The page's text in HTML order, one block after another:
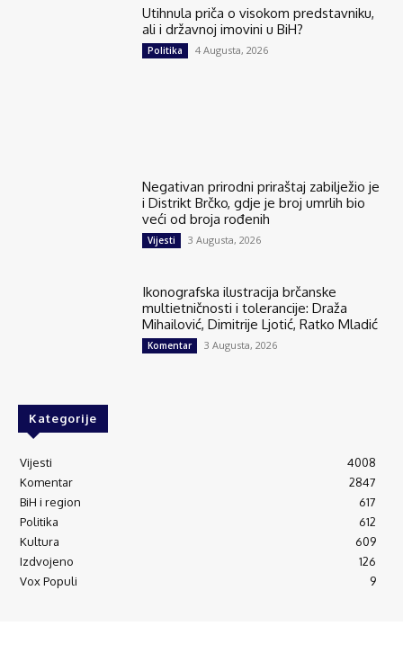
Utihnula priča o visokom predstavniku,
ali i državnoj imovini u BiH?
Politika 4 Augusta, 2026
Negativan prirodni priraštaj zabilježio je
i Distrikt Brčko, gdje je broj umrlih bio
veći od broja rođenih
Vijesti 3 Augusta, 2026
Ikonografska ilustracija brčanske
multietničnosti i tolerancije: Draža
Mihailović, Dimitrije Ljotić, Ratko Mladić
Komentar 3 Augusta, 2026
Kategorije
Vijesti
4008
Komentar
2847
BiH i region
617
Politika
612
Kultura
609
Izdvojeno
126
Vox Populi
9